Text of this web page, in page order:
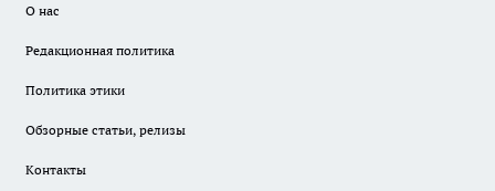
О нас
Редакционная политика
Политика этики
Обзорные статьи, релизы
Контакты